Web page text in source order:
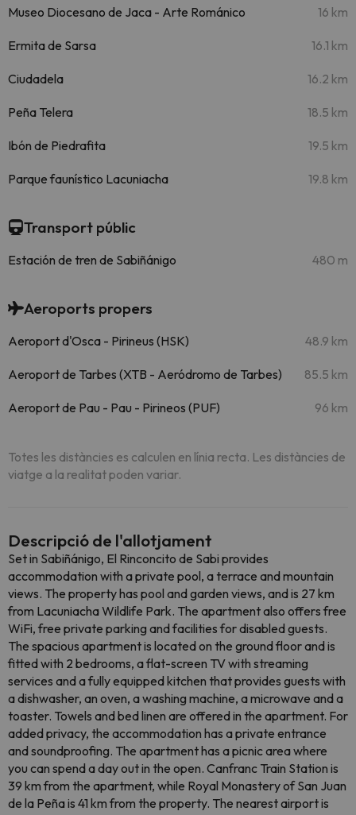
Museo Diocesano de Jaca - Arte Románico 16 km
Ermita de Sarsa 16.1 km
Ciudadela 16.2 km
Peña Telera 18.5 km
Ibón de Piedrafita 19.5 km
Parque faunístico Lacuniacha 19.8 km
Transport públic
Estación de tren de Sabiñánigo 480 m
Aeroports propers
Aeroport d'Osca - Pirineus (HSK) 48.9 km
Aeroport de Tarbes (XTB - Aeródromo de Tarbes) 85.5 km
Aeroport de Pau - Pau - Pirineos (PUF) 96 km
Totes les distàncies es calculen en línia recta. Les distàncies de
viatge a la realitat poden variar.
Descripció de l'allotjament
Set in Sabiñánigo, El Rinconcito de Sabi provides
accommodation with a private pool, a terrace and mountain
views. The property has pool and garden views, and is 27 km
from Lacuniacha Wildlife Park. The apartment also offers free
WiFi, free private parking and facilities for disabled guests.
The spacious apartment is located on the ground floor and is
fitted with 2 bedrooms, a flat-screen TV with streaming
services and a fully equipped kitchen that provides guests with
a dishwasher, an oven, a washing machine, a microwave and a
toaster. Towels and bed linen are offered in the apartment. For
added privacy, the accommodation has a private entrance
and soundproofing. The apartment has a picnic area where
you can spend a day out in the open. Canfranc Train Station is
39 km from the apartment, while Royal Monastery of San Juan
de la Peña is 41 km from the property. The nearest airport is